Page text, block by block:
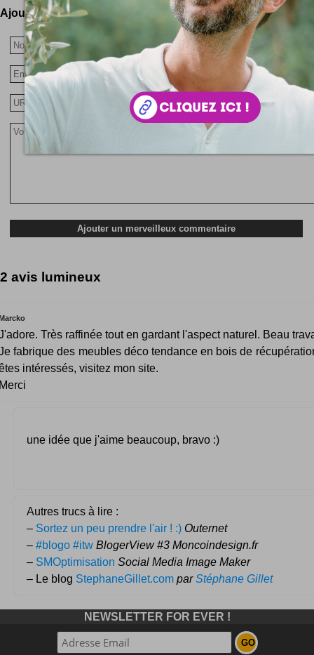
Ajoutez votre avis !
2 avis lumineux
Très raffinée tout en gardant l'aspect naturel. Beau
fabrique des meubles déco tendance en bois de
intéressés, visitez mon site.
une idée que j'aime beaucoup, bravo :)
Autres trucs à lire :
– Sortez un peu prendre l'air ! :) Outernet
– #blogo #itw BlogerView #3 Moncoindesign.fr
– SMOptimisation Social Media Image Maker
– Le blog StephaneGillet.com parStéphane Gillet
NEWSLETTER FOR EVER !